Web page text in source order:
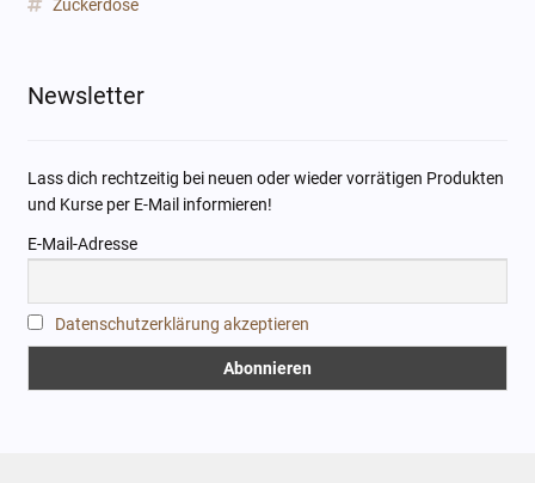
Zuckerdose
Newsletter
Lass dich rechtzeitig bei neuen oder wieder vorrätigen Produkten
und Kurse per E-Mail informieren!
E-Mail-Adresse
Datenschutzerklärung akzeptieren